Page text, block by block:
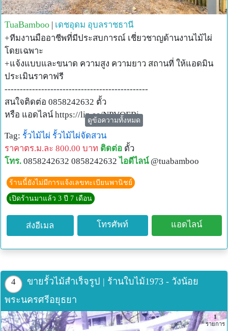
TuaBamboo เดชอุดม อุบลราชธานี
+ทีมงานมืออาชีพที่มีประสบการณ์ เชี่ยวชาญด้านงานไม้ไผ่
โดยเฉพาะ
+แจ้งแบบและขนาด ความสูง ความยาว สถานที่ ให้แอดมิน
ประเมินราคาฟรี
-----------------------------------------------
สนใจติดต่อ 0858242632 ตั้ว
หรือ แอดไลน์ https://lin.ee/NPVOEBj
และ แอดไลน์ไอดี @tuabamboo
ดูข้อความทั้งหมด
Tag: รั้วไม้ไผ่ รั้วไม้ไผ่จัดสวน
ราคาตร.ม.ละ 800.00 บาท ติดต่อ ตั้ว
โทร. 0858242632 0858242632 ไอดีไลน์ @tuabamboo
ร้านนี้ยังไม่มีการแจ้งเลขทะเบียนพานิชย์
เปิดร้านมาแล้ว 3 ปี 7 เดือน
ส่งอีเมล โทรศัพท์ แอดไลน์
4
ขายรั้วไม้สำเร็จรูป | ร้านใบไม้1973 - วังน้อย
พระนครศรีอยุธยา
1
รายการ